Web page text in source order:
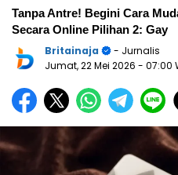
Tanpa Antre! Begini Cara
Secara Online Pilihan 2: Gay
Britainaja
- Jurnalis
Jumat, 22 Mei 2026 - 07:00